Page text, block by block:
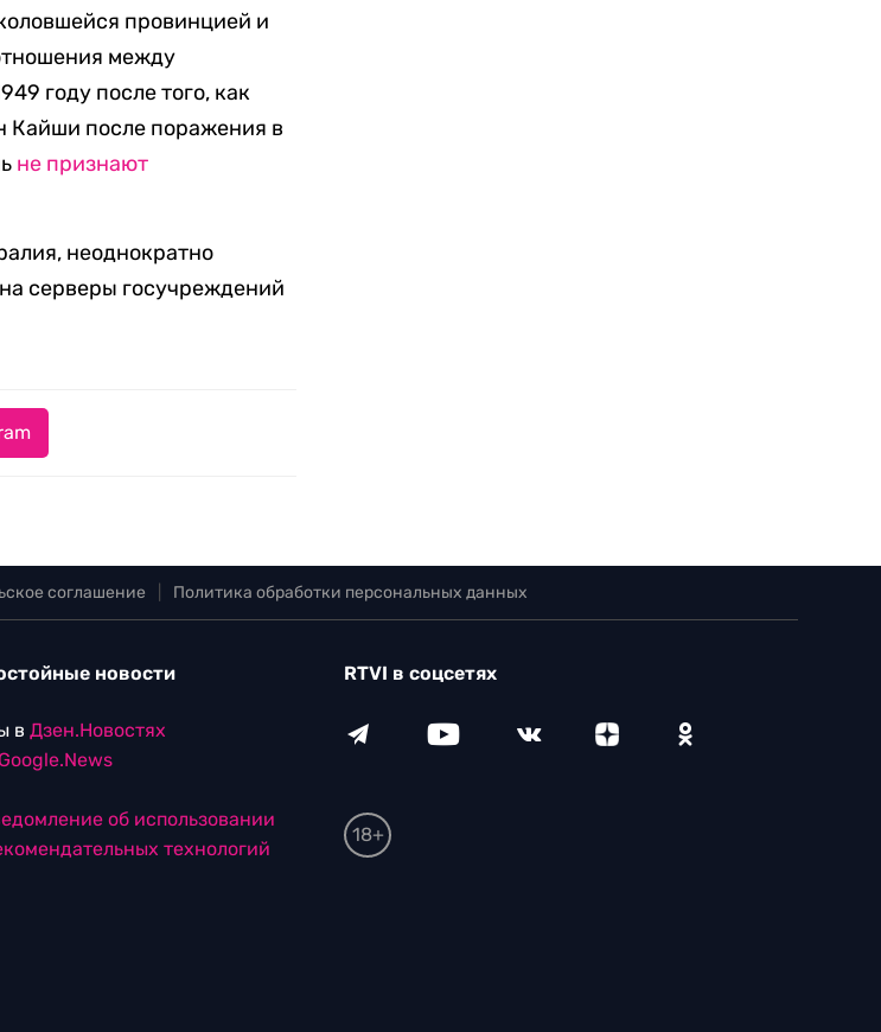
провинцией и
между
году после того, как
Кайши после поражения в
не признают
неоднократно
серверы госучреждений
соглашение Политика обработки персональных данных
новости
в Дзен.Новостях
Google.News
об использовании
технологий
RTVI в соцсетях
18+